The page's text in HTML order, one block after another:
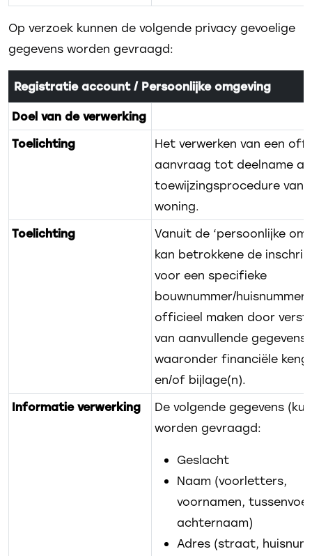
Op verzoek kunnen de volgende privacy gevoelige
gegevens worden gevraagd:
Registratie account / Persoonlijke omgeving
Doel van de verwerking
Toelichting
Het verwerken van een
aanvraag tot deelname
toewijzingsprocedure van
woning.
Toelichting
Vanuit de ‘persoonlijke
kan betrokkene de
voor een specifieke
bouwnummer/
officieel maken door
van aanvullende gegevens,
waaronder financiële
en/of bijlage(n).
Informatie verwerking
De volgende gegevens
worden gevraagd:
Geslacht
Naam (voorletters,
voornamen,
achternaam)
Adres (straat,